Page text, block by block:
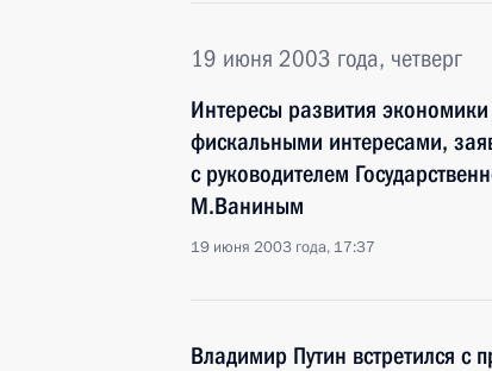
19 июня 2003 года, четверг
Интересы развития
фискальными интересами,
с руководителем
М.Ваниным
19 июня 2003 года, 17:37
Владимир Путин встретился с